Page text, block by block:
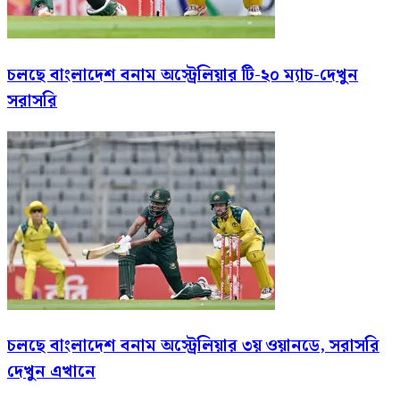
চলছে বাংলাদেশ বনাম অস্ট্রেলিয়ার টি-২০ ম্যাচ-দেখুন
সরাসরি
চলছে বাংলাদেশ বনাম অস্ট্রেলিয়ার ৩য় ওয়ানডে, সরাসরি
দেখুন এখানে